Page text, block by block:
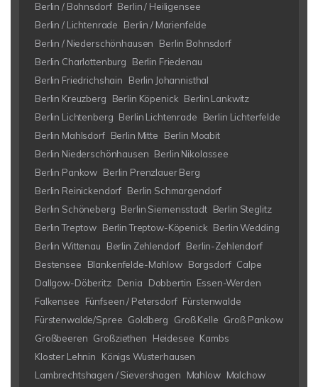
Berlin / Bohnsdorf Berlin / Heiligensee
Berlin / Lichtenrade
Berlin / Marienfelde
Berlin / Niederschönhausen
Berlin Bohnsdorf
Berlin Charlottenburg
Berlin Friedenau
Berlin Friedrichshain
Berlin Johannisthal
Berlin Kreuzberg
Berlin Köpenick Berlin Lankwitz
Berlin Lichtenberg Berlin Lichtenrade
Berlin Lichterfelde
Berlin Mahlsdorf Berlin Mitte
Berlin Moabit
Berlin Niederschönhausen Berlin Nikolassee
Berlin Pankow Berlin Prenzlauer Berg
Berlin Reinickendorf Berlin Schmargendorf
Berlin Schöneberg Berlin Siemensstadt Berlin Steglitz
Berlin Treptow Berlin Treptow-Köpenick Berlin Wedding
Berlin Wittenau
Berlin Zehlendorf Berlin-Zehlendorf
Bestensee
Blankenfelde-Mahlow Borgsdorf Calpe
Dallgow-Döberitz Denia Dobbertin Essen-Werden
Falkensee
Fünfseen / Petersdorf Fürstenwalde
Fürstenwalde/Spree Goldberg Groß Kelle Groß Pankow
Großbeeren Großziethen Heidesee Kambs
Kloster Lehnin
Königs Wusterhausen
Lambrechtshagen / Sievershagen
Mahlow Malchow